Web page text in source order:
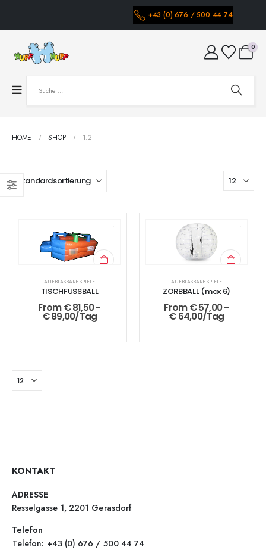
+43 (0) 676 / 500 44 74
0
HOME SHOP 1.2
AUFBLASBARE SPIELE
TISCHFUSSBALL
From€81,50-
€89,00/Tag
AUFBLASBARE SPIELE
ZORBBALL (max 6)
From€57,00-
€64,00/Tag
KONTAKT
ADRESSE
Resselgasse 1, 2201 Gerasdorf
Telefon
Telefon: +43 (0) 676 / 500 44 74